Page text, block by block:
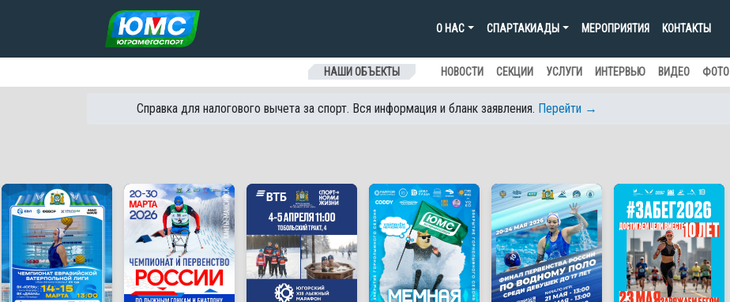
Перейти к содержанию
О НАС СПАРТАКИАДЫ МЕРОПРИЯТИЯ КОНТАКТЫ
НАШИ ОБЪЕКТЫ НОВОСТИ СЕКЦИИ УСЛУГИ ИНТЕРВЬЮ ВИДЕО ФОТО
Справка для налогового вычета за спорт. Вся информация и бланк заявления. Перейти →